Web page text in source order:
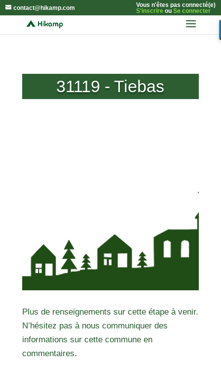
contact@hikamp.com
Vous n'êtes pas connecté(e)
S'inscrireou Se connecter
31119 - Tiebas
Plus de renseignements sur cette étape à venir.
N’hésitez pas à nous communiquer des
informations sur cette commune en
commentaires.